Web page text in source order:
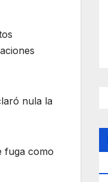
nula la
fuga como